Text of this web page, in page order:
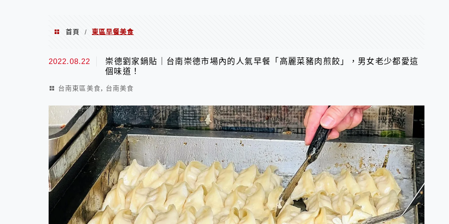
首頁 / 東區早餐美食
東區早餐美食
2022.08.22
崇德劉家鍋貼｜台南崇德市場內的人氣早餐「高麗菜豬肉煎餃」，男女老少都愛這
個味道！
台南東區美食, 台南美食